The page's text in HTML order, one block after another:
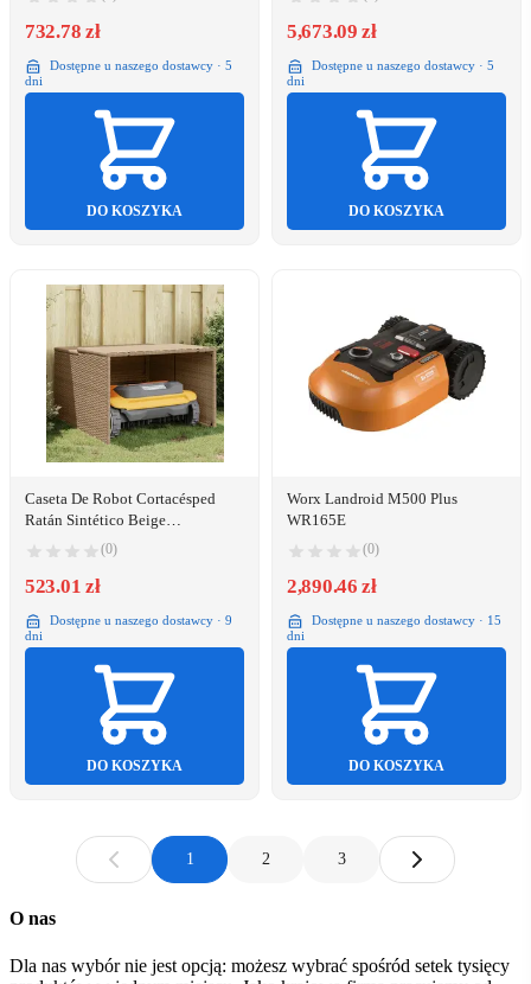
732.78 zł
Dostępne u naszego dostawcy · 5
dni
DO KOSZYKA
5,673.09 zł
Dostępne u naszego dostawcy · 5
dni
DO KOSZYKA
Caseta De Robot Cortacésped
Ratán Sintético Beige
86x90x52/57cm Vidaxl
(0)
523.01 zł
Dostępne u naszego dostawcy · 9
dni
DO KOSZYKA
Worx Landroid M500 Plus
WR165E
(0)
2,890.46 zł
Dostępne u naszego dostawcy · 15
dni
DO KOSZYKA
1 2 3
O nas
Dla nas wybór nie jest opcją: możesz wybrać spośród setek tysięcy